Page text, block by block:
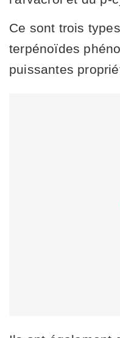
Ce sont trois
terpénoïdes
puissantes